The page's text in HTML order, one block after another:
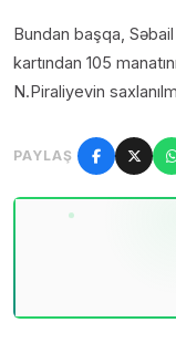
Bundan başqa,
kartından 105
N.Piraliyevin
PAYLAŞ